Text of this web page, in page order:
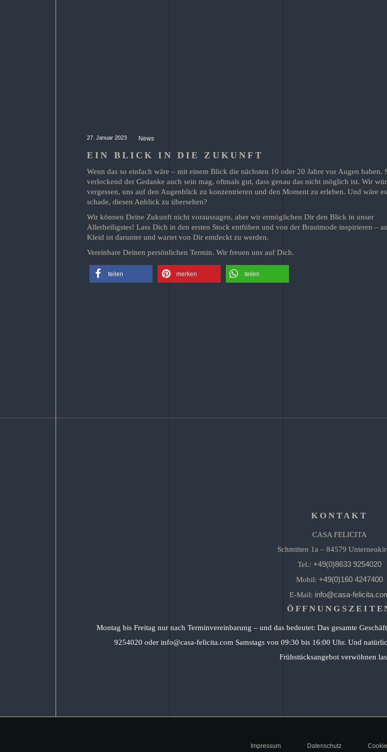
27. Januar 2023 News
EIN BLICK IN DIE ZUKUNFT
Wenn das so einfach wäre – mit einem Blick die nächsten 10 oder 20 Jahre vor Augen haben.
verlockend der Gedanke auch sein mag, oftmals gut, dass genau das nicht möglich ist. Wir
vergessen, uns auf den Augenblick zu konzentrieren und den Moment zu erleben. Und wäre
schade, diesen Anblick zu übersehen?
Wir können Deine Zukunft nicht voraussagen, aber wir ermöglichen Dir den Blick in unser
Allerheiligstes! Lass Dich in den ersten Stock entfühen und von der Brautmode inspirieren –
Kleid ist darunter und wartet von Dir entdeckt zu werden.
Vereinbare Deinen persönlichen Termin. Wir freuen uns auf Dich.
teilen merken teilen
KONTAKT
CASA FELICITA
Schmitten 1a – 84579
Tel.: +49(0)8633 9254020
Mobil: +49(0)160 4247400
E-Mail: info@casa-
Montag bis Freitag nur nach Terminvereinbarung – und das bedeutet: Das gesamte
9254020 oder info@casa-felicita.com Samstags von 09:30 bis 16:00 Uhr. Und
Frühstücksangebot verwöhnen
Impressum Datenschutz